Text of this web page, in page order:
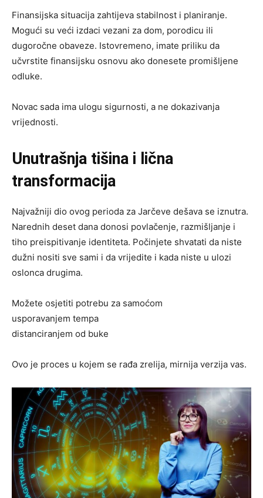
Finansijska situacija zahtijeva stabilnost i planiranje.
Mogući su veći izdaci vezani za dom, porodicu ili
dugoročne obaveze. Istovremeno, imate priliku da
učvrstite finansijsku osnovu ako donesete promišljene
odluke.
Novac sada ima ulogu sigurnosti, a ne dokazivanja
vrijednosti.
Unutrašnja tišina i lična
transformacija
Najvažniji dio ovog perioda za Jarčeve dešava se iznutra.
Narednih deset dana donosi povlačenje, razmišljanje i
tiho preispitivanje identiteta. Počinjete shvatati da niste
dužni nositi sve sami i da vrijedite i kada niste u ulozi
oslonca drugima.
Možete osjetiti potrebu za samoćom
usporavanjem tempa
distanciranjem od buke
Ovo je proces u kojem se rađa zrelija, mirnija verzija vas.